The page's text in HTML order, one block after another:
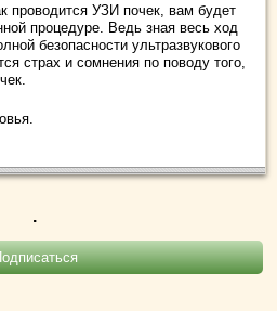
проводится УЗИ почек, вам будет
процедуре. Ведь зная весь ход
безопасности ультразвукового
страх и сомнения по поводу того,
.